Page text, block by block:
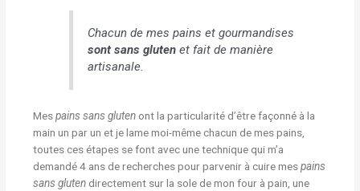
Chacun de mes pains et gourmandises
sont sans gluten et fait de manière
artisanale.
Mespains sans glutenont la particularité d’être façonné à la
main un par un et je lame moi-même chacun de mes pains,
toutes ces étapes se font avec une technique qui m’a
demandé 4 ans de recherches pour parvenir à cuire mespains
sans glutendirectement sur la sole de mon four à pain, une